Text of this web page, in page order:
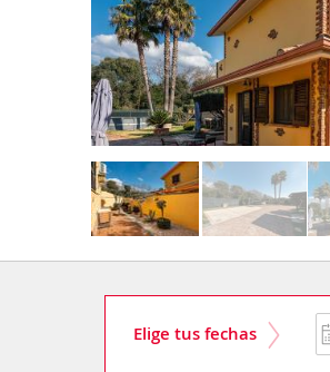
Elige tus fechas